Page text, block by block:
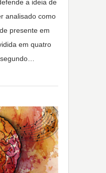
a ideia de
analisado como
presente em
em quatro